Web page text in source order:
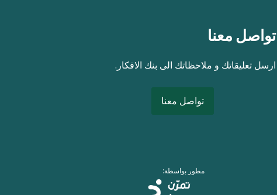
تواصل معنا
ارسل تعليقاتك و ملاحظاتك الى بنك الافكار.
تواصل معنا
مطور بواسطة: